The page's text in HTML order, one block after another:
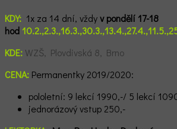
KDY: 1x za 14 dní, vždyv pondělí 17-18
hod
KDE: WZŠ, Plovdivská 8, Brno
CENA: Permanentky 2019/2020:
pololetní: 9 lekcí 1990,-/ 5 lekcí
jednorázový vstup 250,-